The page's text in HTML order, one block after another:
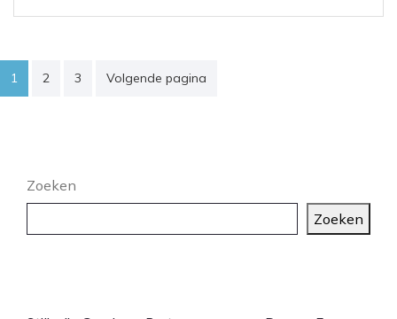
Posts
1 2 3 Volgende pagina
Zoeken
Zoeken